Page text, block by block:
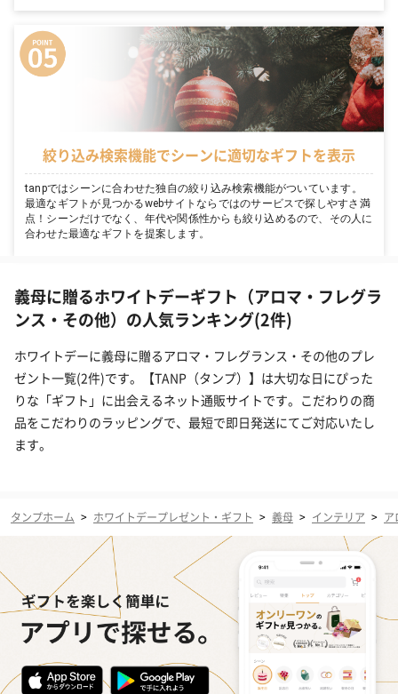
絞り込み検索機能でシーンに適切なギフトを表示
tanpではシーンに合わせた独自の絞り込み検索機能がついています。
最適なギフトが見つかるwebサイトならではのサービスで探しやすさ満
点！シーンだけでなく、年代や関係性からも絞り込めるので、その人に
合わせた最適なギフトを提案します。
義母に贈るホワイトデーギフト（アロマ・フレグラ
ンス・その他）の人気ランキング(2件)
ホワイトデーに義母に贈るアロマ・フレグランス・その他のプレ
ゼント一覧(2件)です。【TANP（タンプ）】は大切な日にぴった
りな「ギフト」に出会えるネット通販サイトです。こだわりの商
品をこだわりのラッピングで、最短で即日発送にてご対応いたし
ます。
タンプホーム > ホワイトデープレゼント・ギフト > 義母 > インテリア > ア